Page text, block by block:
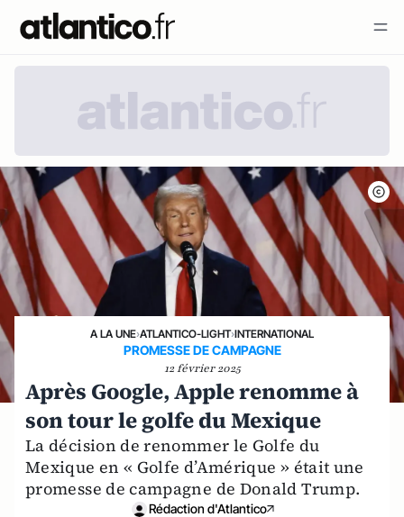
A LA UNE›ATLANTICO-LIGHT›INTERNATIONAL
PROMESSE DE CAMPAGNE
12 février 2025
Après Google, Apple renomme à
son tour le golfe du Mexique
La décision de renommer le Golfe du
Mexique en « Golfe d’Amérique » était une
promesse de campagne de Donald Trump.
Rédaction d'Atlantico